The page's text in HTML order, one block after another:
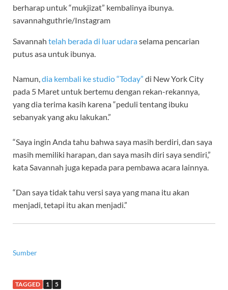
berharap untuk “mukjizat” kembalinya ibunya.
savannahguthrie/Instagram
Savannah telah berada di luar udaraselama pencarian
putus asa untuk ibunya.
Namun, dia kembali ke studio “Today” di New York City
pada 5 Maret untuk bertemu dengan rekan-rekannya,
yang dia terima kasih karena “peduli tentang ibuku
sebanyak yang aku lakukan.”
“Saya ingin Anda tahu bahwa saya masih berdiri, dan saya
masih memiliki harapan, dan saya masih diri saya sendiri,”
kata Savannah juga kepada para pembawa acara lainnya.
“Dan saya tidak tahu versi saya yang mana itu akan
menjadi, tetapi itu akan menjadi.”
Sumber
TAGGED 1 5